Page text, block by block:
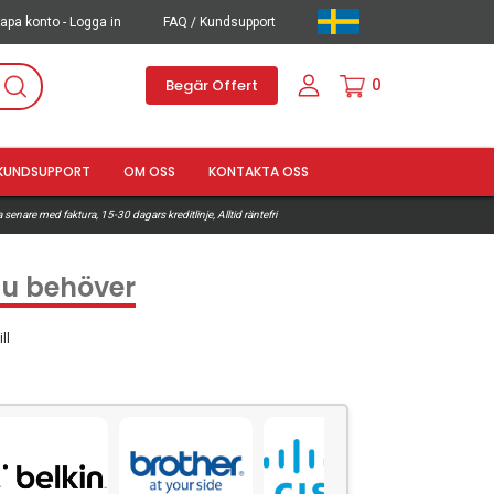
konto - Logga in FAQ / Kundsupport
Begär Offert 0
OM OSS KONTAKTA OSS
senare med faktura, 15-30 dagars kreditlinje, Alltid räntefri
behöver